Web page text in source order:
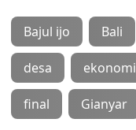
Bajul ijo Bali
desa ekonomi
final Gianyar